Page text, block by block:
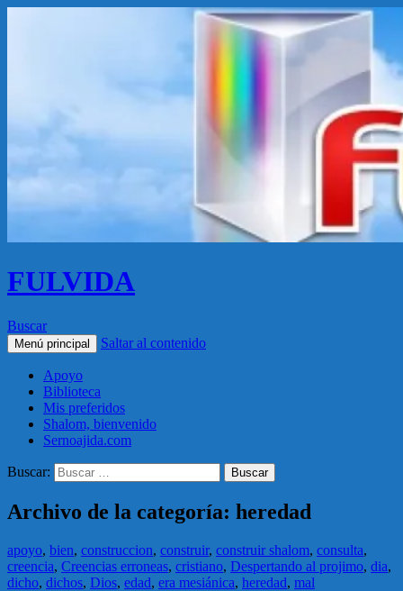
FULVIDA
Buscar
Menú principal Saltar al contenido
Apoyo
Biblioteca
Mis preferidos
Shalom, bienvenido
Sernoajida.com
Buscar:
Archivo de la categoría: heredad
apoyo, bien, construccion, construir, construir shalom, consulta,
creencia, Creencias erroneas, cristiano, Despertando al projimo, dia,
dicho, dichos, Dios, edad, era mesiánica, heredad, mal